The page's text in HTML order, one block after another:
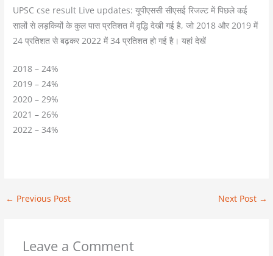
UPSC cse result Live updates: यूपीएससी सीएसई रिजल्ट में पिछले कई
सालों से लड़कियों के कुल पास प्रतिशत में वृद्धि देखी गई है, जो 2018 और 2019 में
24 प्रतिशत से बढ़कर 2022 में 34 प्रतिशत हो गई है। यहां देखें
2018 – 24%
2019 – 24%
2020 – 29%
2021 – 26%
2022 – 34%
← Previous Post Next Post →
Leave a Comment